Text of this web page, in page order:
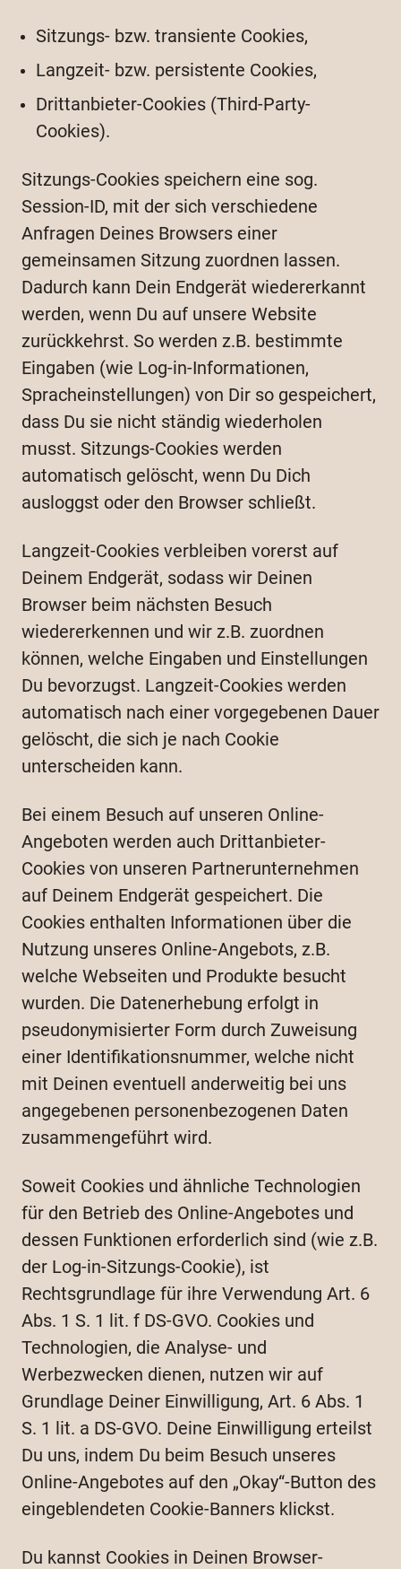
Sitzungs- bzw. transiente Cookies,
Langzeit- bzw. persistente Cookies,
Drittanbieter-Cookies (Third-Party-
Cookies).
Sitzungs-Cookies speichern eine sog.
Session-ID, mit der sich verschiedene
Anfragen Deines Browsers einer
gemeinsamen Sitzung zuordnen lassen.
Dadurch kann Dein Endgerät wiedererkannt
werden, wenn Du auf unsere Website
zurückkehrst. So werden z.B. bestimmte
Eingaben (wie Log-in-Informationen,
Spracheinstellungen) von Dir so gespeichert,
dass Du sie nicht ständig wiederholen
musst. Sitzungs-Cookies werden
automatisch gelöscht, wenn Du Dich
ausloggst oder den Browser schließt.
Langzeit-Cookies verbleiben vorerst auf
Deinem Endgerät, sodass wir Deinen
Browser beim nächsten Besuch
wiedererkennen und wir z.B. zuordnen
können, welche Eingaben und Einstellungen
Du bevorzugst. Langzeit-Cookies werden
automatisch nach einer vorgegebenen Dauer
gelöscht, die sich je nach Cookie
unterscheiden kann.
Bei einem Besuch auf unseren Online-
Angeboten werden auch Drittanbieter-
Cookies von unseren Partnerunternehmen
auf Deinem Endgerät gespeichert. Die
Cookies enthalten Informationen über die
Nutzung unseres Online-Angebots, z.B.
welche Webseiten und Produkte besucht
wurden. Die Datenerhebung erfolgt in
pseudonymisierter Form durch Zuweisung
einer Identifikationsnummer, welche nicht
mit Deinen eventuell anderweitig bei uns
angegebenen personenbezogenen Daten
zusammengeführt wird.
Soweit Cookies und ähnliche Technologien
für den Betrieb des Online-Angebotes und
dessen Funktionen erforderlich sind (wie z.B.
der Log-in-Sitzungs-Cookie), ist
Rechtsgrundlage für ihre Verwendung Art. 6
Abs. 1 S. 1 lit. f DS-GVO. Cookies und
Technologien, die Analyse- und
Werbezwecken dienen, nutzen wir auf
Grundlage Deiner Einwilligung, Art. 6 Abs. 1
S. 1 lit. a DS-GVO. Deine Einwilligung erteilst
Du uns, indem Du beim Besuch unseres
Online-Angebotes auf den „Okay“-Button des
eingeblendeten Cookie-Banners klickst.
Du kannst Cookies in Deinen Browser-